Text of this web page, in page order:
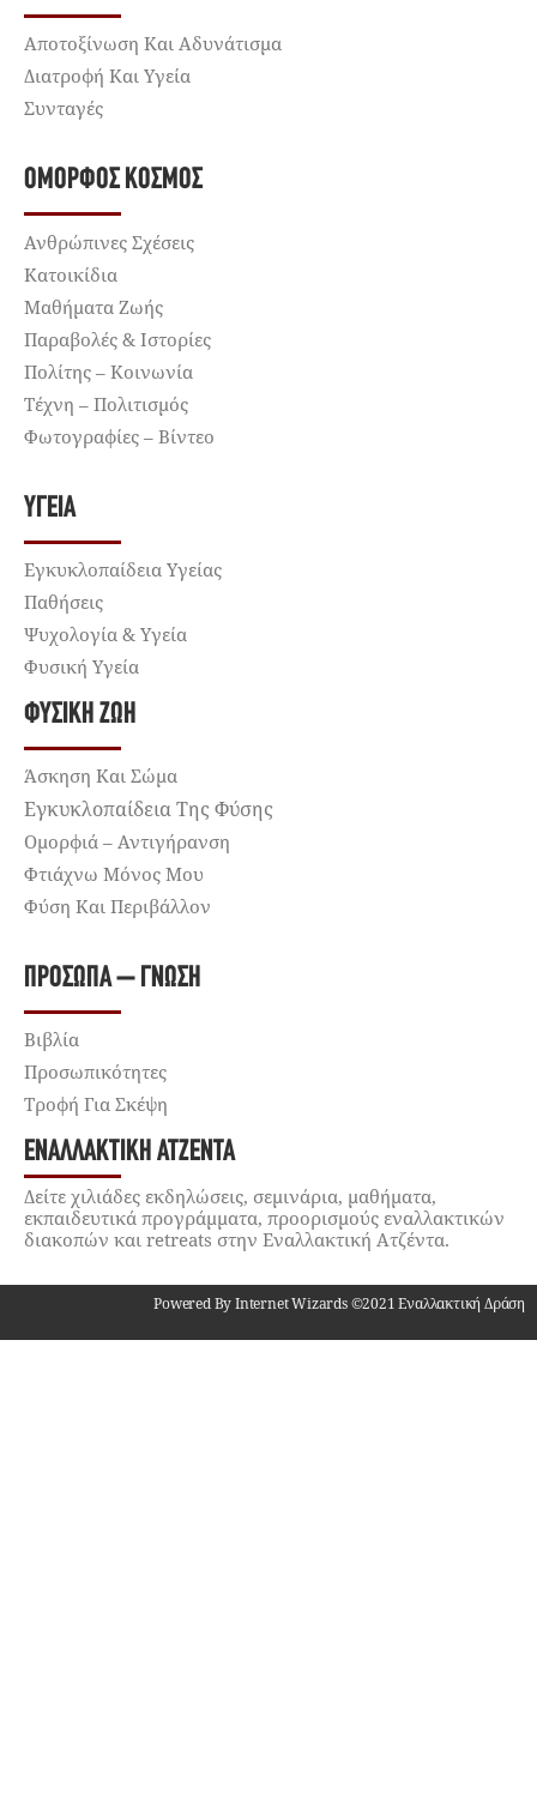
Αποτοξίνωση Και Αδυνάτισμα
Διατροφή Και Υγεία
Συνταγές
ΌΜΟΡΦΟΣ ΚΌΣΜΟΣ
Ανθρώπινες Σχέσεις
Κατοικίδια
Μαθήματα Ζωής
Παραβολές & Ιστορίες
Πολίτης – Κοινωνία
Τέχνη – Πολιτισμός
Φωτογραφίες – Βίντεο
ΥΓΕΊΑ
Εγκυκλοπαίδεια Υγείας
Παθήσεις
Ψυχολογία & Υγεία
Φυσική Υγεία
ΦΥΣΙΚΉ ΖΩΉ
Άσκηση Και Σώμα
Εγκυκλοπαίδεια Της Φύσης
Ομορφιά – Αντιγήρανση
Φτιάχνω Μόνος Μου
Φύση Και Περιβάλλον
ΠΡΌΣΩΠΑ – ΓΝΏΣΗ
Βιβλία
Προσωπικότητες
Τροφή Για Σκέψη
ΕΝΑΛΛΑΚΤΙΚΉ ΑΤΖΈΝΤΑ
Δείτε χιλιάδες εκδηλώσεις, σεμινάρια, μαθήματα,
εκπαιδευτικά προγράμματα, προορισμούς εναλλακτικών
διακοπών και retreats στην Εναλλακτική Ατζέντα.
Powered By Internet Wizards ©2021 Εναλλακτική Δράση